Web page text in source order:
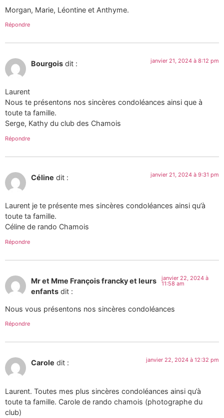
Morgan, Marie, Léontine et Anthyme.
Répondre
Bourgois dit : janvier 21, 2024 à 8:12 pm
Laurent
Nous te présentons nos sincères condoléances ainsi que à
toute ta famille.
Serge, Kathy du club des Chamois
Répondre
Céline dit : janvier 21, 2024 à 9:31 pm
Laurent je te présente mes sincères condoléances ainsi qu’à
toute ta famille.
Céline de rando Chamois
Répondre
Mr et Mme François francky et leurs
enfants dit :
janvier 22, 2024 à
11:58 am
Nous vous présentons nos sincères condoléances
Répondre
Carole dit : janvier 22, 2024 à 12:32 pm
Laurent. Toutes mes plus sincères condoléances ainsi qu’à
toute ta famille. Carole de rando chamois (photographe du
club)